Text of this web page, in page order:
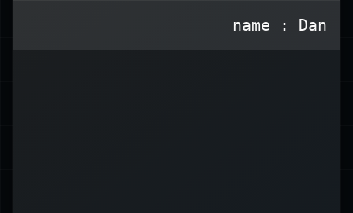
name : Dan